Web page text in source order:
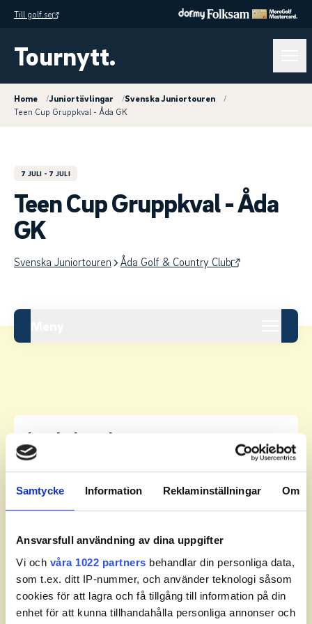
Samtycke Information Reklaminställningar Om
Ansvarsfull användning av dina uppgifter
Vi och våra 1022 partners behandlar din personliga data,
som t.ex. ditt IP-nummer, och använder teknologi såsom
cookies för att lagra och få tillgång till information på din
enhet för att kunna tillhandahålla personliga annonser och
Till golf.se
Tournytt.
Home /Juniortävlingar /Svenska Juniortouren
/
Teen Cup Gruppkval - Åda GK
7 JULI - 7 JULI
Teen Cup Gruppkval - Åda
GK
Svenska Juniortouren Åda Golf & Country Club
Leaderboard.
Pos Namn
1 ÖRNEBJÄR, Vincent
2 EKSTRÖM SÖDERSTRÖM, Albin +19
3 THOMSEN, Julian +21